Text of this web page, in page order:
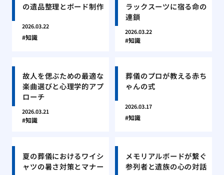
の遺品整理とボード制作
2026.03.22
知識
ラックスーツに宿る命の
連鎖
2026.03.22
知識
故人を偲ぶための最適な
楽曲選びと心理学的アプ
ローチ
2026.03.21
知識
葬儀のプロが教える赤ち
ゃんの式
2026.03.17
知識
夏の葬儀におけるワイシ
ャツの暑さ対策とマナー
メモリアルボードが繋ぐ
参列者と遺族の心の対話